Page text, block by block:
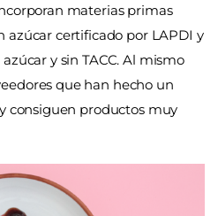
materias primas
azúcar certificado por LAPDI y
y sin TACC. Al mismo
que han hecho un
consiguen productos muy